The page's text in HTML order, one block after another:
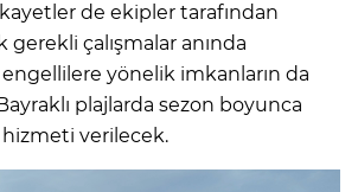
de ekipler tarafından
çalışmalar anında
engellilere yönelik imkanların da
plajlarda sezon boyunca
verilecek.